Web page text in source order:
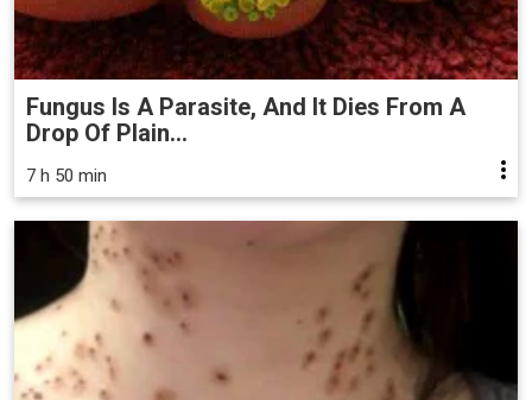
Fungus Is A Parasite, And It Dies From A
Drop Of Plain...
7 h 50 min